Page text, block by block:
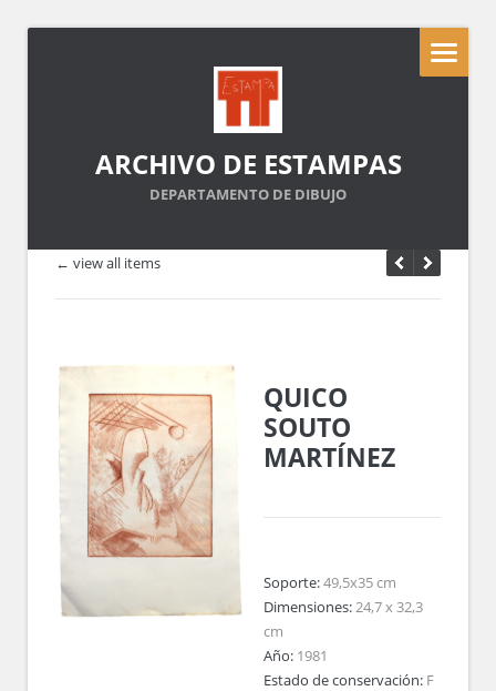
ARCHIVO DE ESTAMPAS
DEPARTAMENTO DE DIBUJO
← view all items
QUICO
SOUTO
MARTÍNEZ
Soporte:49,5x35 cm
Dimensiones:24,7 x 32,3
cm
Año: 1981
Estado de conservación: F